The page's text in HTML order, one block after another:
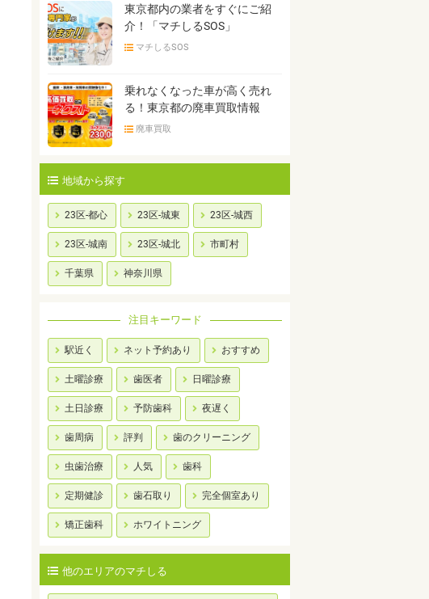
東京都内の業者をすぐにご紹
介！「マチしるSOS」
マチしるSOS
乗れなくなった車が高く売れ
る！東京都の廃車買取情報
廃車買取
地域から探す
23区-都心 23区-城東 23区-城西
23区-城南 23区-城北 市町村
千葉県 神奈川県
注目キーワード
駅近く ネット予約あり おすすめ
土曜診療 歯医者 日曜診療
土日診療 予防歯科 夜遅く
歯周病 評判 歯のクリーニング
虫歯治療 人気 歯科
定期健診 歯石取り 完全個室あり
矯正歯科 ホワイトニング
他のエリアのマチしる